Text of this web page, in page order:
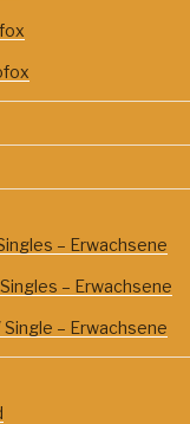
– Erwachsene
– Erwachsene
– Erwachsene